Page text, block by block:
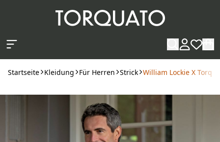
Startseite Kleidung Für Herren Strick William Lockie X